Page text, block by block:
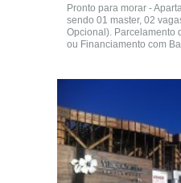
Pronto para morar -
sendo 01 master, 02
Opcional). Parcelamento
ou Financiamento com